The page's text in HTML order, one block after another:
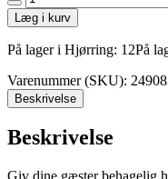
Læg i kurv
På lager i Hjørring: 12På
Varenummer (SKU):
Beskrivelse
Beskrivelse